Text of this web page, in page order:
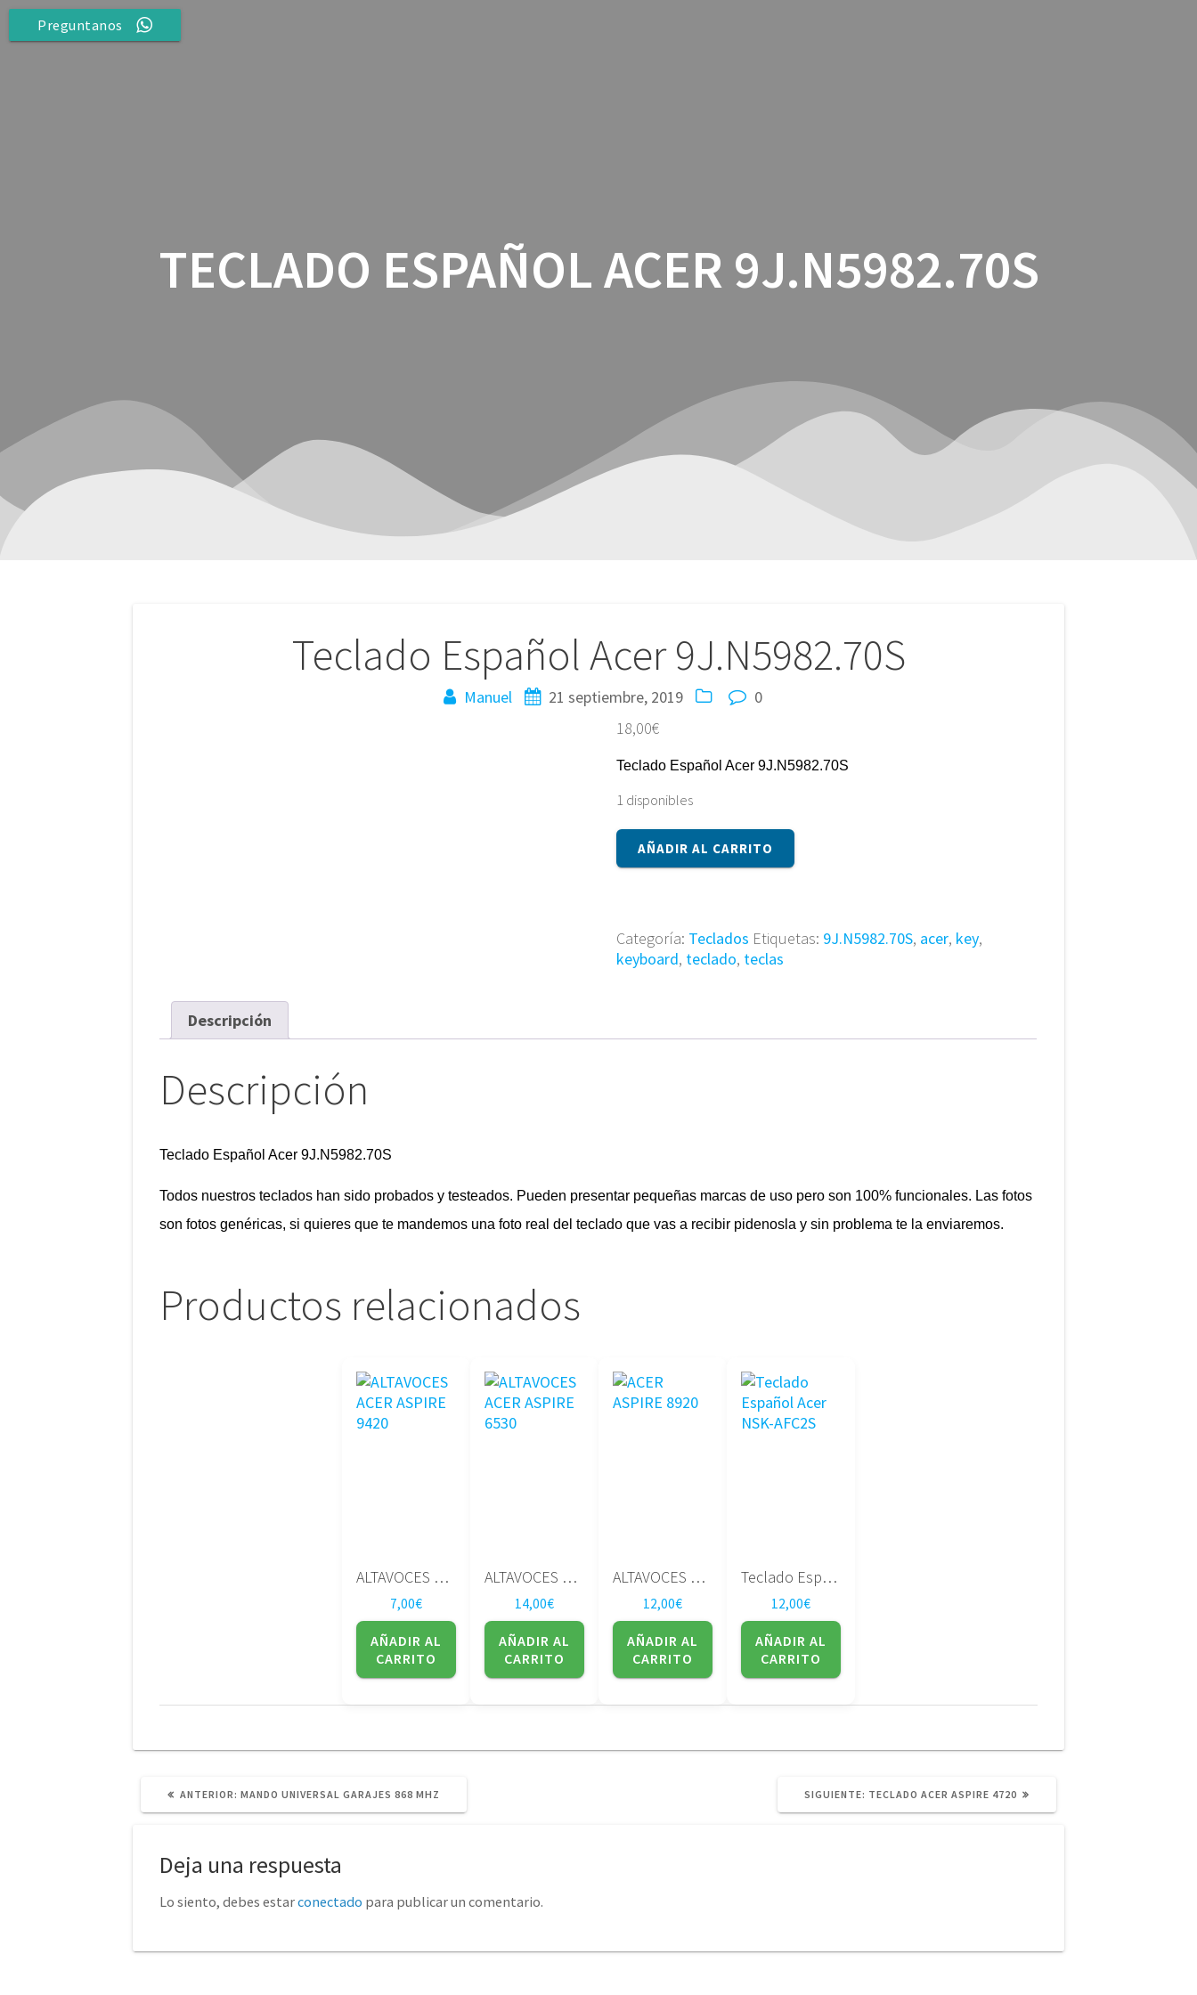
Saltar
TECLADO ESPAÑOL ACER 9J.N5982.70S
Teclado Español Acer 9J.N5982.70S
Manuel 21 septiembre, 2019
0
18,00€
Teclado Español Acer 9J.N5982.70S
1 disponibles
Teclado
Español
AÑADIR AL CARRITO
Categoría: Teclados Etiquetas: 9J.N5982.70S, acer, key,
keyboard, teclado, teclas
Descripción
Descripción
Teclado Español Acer 9J.N5982.70S
Todos nuestros teclados han sido probados y testeados. Pueden presentar pequeñas marcas de uso pero son 100% funcionales. Las fotos
son fotos genéricas, si quieres que te mandemos una foto real del teclado que vas a recibir pidenosla y sin problema te la enviaremos.
Productos relacionados
ALTAVOCES ACER ASPIRE 9420
7,00€
AÑADIR AL
CARRITO
ALTAVOCES ACER ASPIRE 6530
14,00€
AÑADIR AL
CARRITO
ALTAVOCES ACER ASPIRE 8920
12,00€
AÑADIR AL
CARRITO
Teclado Español Acer NSK-AFC2S
12,00€
AÑADIR AL
CARRITO
Navegación
ANTERIOR: POST
MANDO UNIVERSAL GARAJES 868 MHZ SIGUIENTE: SIGUIENTE
TECLADO ACER ASPIRE 4720
Deja una respuesta
Lo siento, debes estarconectado para publicar un comentario.
Preguntanos